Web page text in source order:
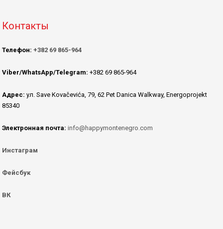
Контакты
Телефон: +382 69 865-964
Viber/WhatsApp/Telegram: +382 69 865-964
Адрес: ул. Save Kovačevića, 79, 62 Pet Danica Walkway, Energoprojekt
85340
Электронная почта: info@happymontenegro.com
Инстаграм
Фейсбук
ВК